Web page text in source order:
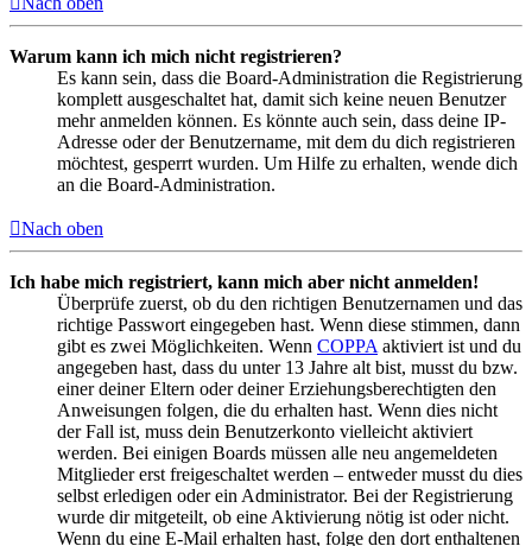
Warum kann ich mich nicht registrieren?
Es kann sein, dass die Board-Administration die Registrierung
komplett ausgeschaltet hat, damit sich keine neuen Benutzer
mehr anmelden können. Es könnte auch sein, dass deine IP-
Adresse oder der Benutzername, mit dem du dich registrieren
möchtest, gesperrt wurden. Um Hilfe zu erhalten, wende dich
an die Board-Administration.
Nach oben
Ich habe mich registriert, kann mich aber nicht anmelden!
Überprüfe zuerst, ob du den richtigen Benutzernamen und das
richtige Passwort eingegeben hast. Wenn diese stimmen, dann
gibt es zwei Möglichkeiten. Wenn COPPA aktiviert ist und du
angegeben hast, dass du unter 13 Jahre alt bist, musst du bzw.
einer deiner Eltern oder deiner Erziehungsberechtigten den
Anweisungen folgen, die du erhalten hast. Wenn dies nicht
der Fall ist, muss dein Benutzerkonto vielleicht aktiviert
werden. Bei einigen Boards müssen alle neu angemeldeten
Mitglieder erst freigeschaltet werden – entweder musst du dies
selbst erledigen oder ein Administrator. Bei der Registrierung
wurde dir mitgeteilt, ob eine Aktivierung nötig ist oder nicht.
Wenn du eine E-Mail erhalten hast, folge den dort enthaltenen